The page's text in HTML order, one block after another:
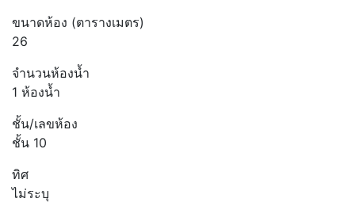
ขนาดห้อง (ตารางเมตร)
26
จำนวนห้องน้ำ
1 ห้องน้ำ
ชั้น/เลขห้อง
ชั้น 10
ทิศ
ไม่ระบุ